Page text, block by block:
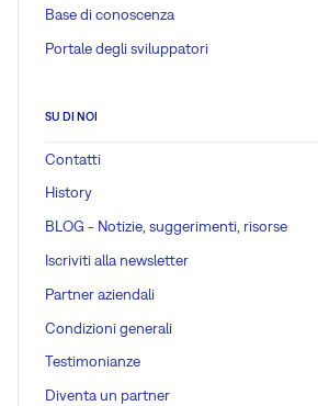
Base di conoscenza
Portale degli sviluppatori
SU DI NOI
Contatti
History
BLOG - Notizie, suggerimenti, risorse
Iscriviti alla newsletter
Partner aziendali
Condizioni generali
Testimonianze
Diventa un partner